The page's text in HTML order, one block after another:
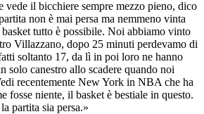
vede il bicchiere sempre mezzo pieno, dico
non è mai persa ma nemmeno vinta
tutto è possibile. Noi abbiamo vinto
Villazzano, dopo 25 minuti perdevamo di
soltanto 17, da lì in poi loro ne hanno
solo canestro allo scadere quando noi
recentemente New York in NBA che ha
fosse niente, il basket è bestiale in questo.
partita sia persa.»